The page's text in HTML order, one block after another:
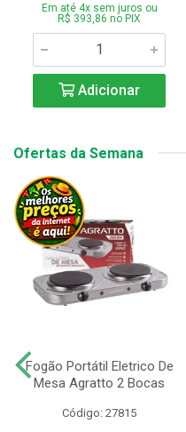
Em até 4x sem juros ou
R$ 393,86 no PIX
Adicionar
Ofertas da Semana
Fogão Portátil Eletrico De
Mesa Agratto 2 Bocas
Código: 27815